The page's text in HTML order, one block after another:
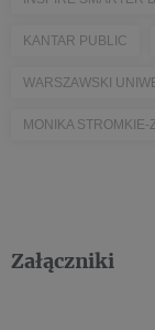
KANTAR PUBLIC
WARSZAWSKI
MONIKA STROMKIE-
Załączniki